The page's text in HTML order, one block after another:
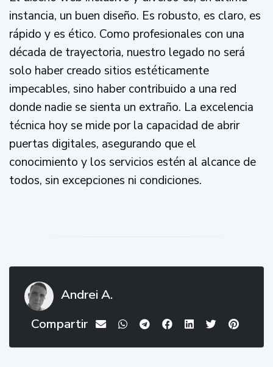
instancia, un buen diseño. Es robusto, es claro, es
rápido y es ético. Como profesionales con una
década de trayectoria, nuestro legado no será
solo haber creado sitios estéticamente
impecables, sino haber contribuido a una red
donde nadie se sienta un extraño. La excelencia
técnica hoy se mide por la capacidad de abrir
puertas digitales, asegurando que el
conocimiento y los servicios estén al alcance de
todos, sin excepciones ni condiciones.
Andrei A.
Compartir